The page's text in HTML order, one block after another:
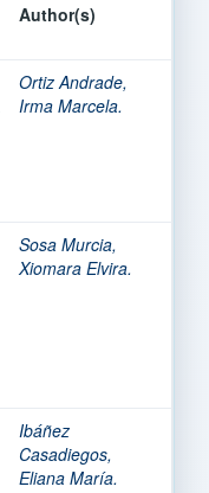
Author(s)
Ortiz Andrade,
Irma Marcela.
Sosa Murcia,
Xiomara Elvira.
Ibáñez
Casadiegos,
Eliana María.